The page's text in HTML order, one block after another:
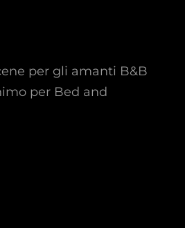
per gli amanti B&B
per Bed and